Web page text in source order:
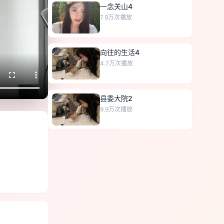
一念关山4
7.9万次播放
向往的生活4
4.7万次播放
县委大院2
9.9万次播放